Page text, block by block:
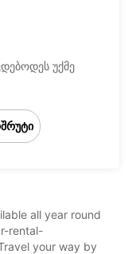
უქმე
all year round
rental-
your way by